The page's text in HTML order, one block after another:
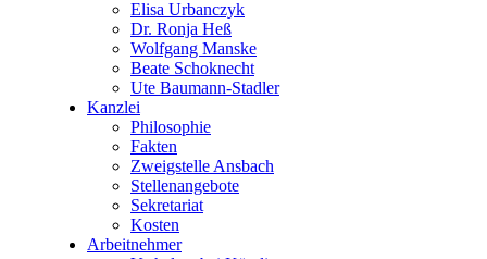
Elisa Urbanczyk
Dr. Ronja Heß
Wolfgang Manske
Beate Schoknecht
Ute Baumann-Stadler
Kanzlei
Philosophie
Fakten
Zweigstelle Ansbach
Stellenangebote
Sekretariat
Kosten
Arbeitnehmer